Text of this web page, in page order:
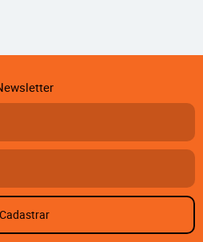
Cadastrar